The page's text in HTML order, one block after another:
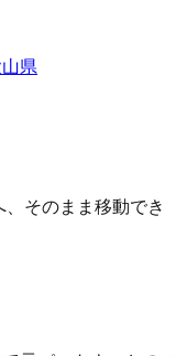
県
そのまま移動でき